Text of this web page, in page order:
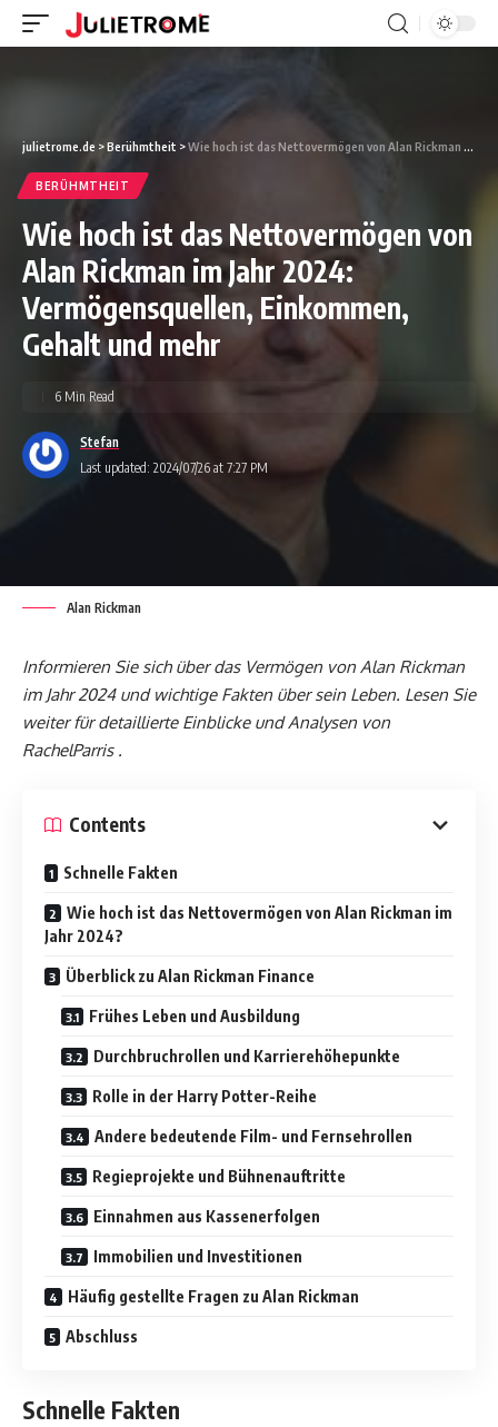
julietrome.de >Berühmtheit >Wie hoch ist das Nettovermögen von Alan Rickman im Jahr 2024: Vermögensquellen, Einkommen, Gehalt und mehr
BERÜHMTHEIT
Wie hoch ist das Nettovermögen von
Alan Rickman im Jahr 2024:
Vermögensquellen, Einkommen,
Gehalt und mehr
Last updated: 2024/07/26 at 7:27 PM
Stefan
6 Min Read
Alan Rickman
Informieren Sie sich über das Vermögen von Alan Rickman
im Jahr 2024 und wichtige Fakten über sein Leben. Lesen Sie
weiter für detaillierte Einblicke und Analysen von
RachelParris .
Contents
Schnelle Fakten
Wie hoch ist das Nettovermögen von Alan Rickman im
Jahr 2024?
Überblick zu Alan Rickman Finance
Frühes Leben und Ausbildung
Durchbruchrollen und Karrierehöhepunkte
Rolle in der Harry Potter-Reihe
Andere bedeutende Film- und Fernsehrollen
Regieprojekte und Bühnenauftritte
Einnahmen aus Kassenerfolgen
Immobilien und Investitionen
Häufig gestellte Fragen zu Alan Rickman
Abschluss
Schnelle Fakten